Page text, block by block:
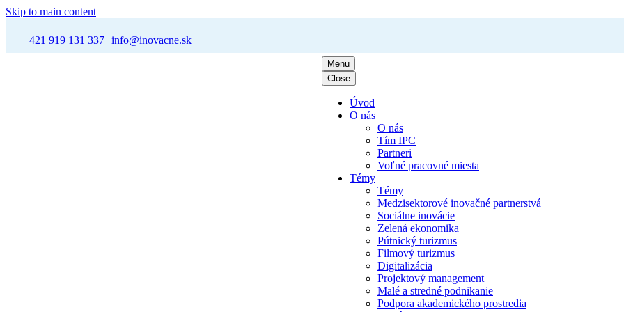
Skip to main content
+421 919 131 337 info@inovacne.sk
Menu
Close
Úvod
O nás
O nás
Tím IPC
Partneri
Voľné pracovné miesta
Témy
Témy
Medzisektorové inovačné partnerstvá
Sociálne inovácie
Zelená ekonomika
Pútnický turizmus
Filmový turizmus
Digitalizácia
Projektový management
Malé a stredné podnikanie
Podpora akademického prostredia